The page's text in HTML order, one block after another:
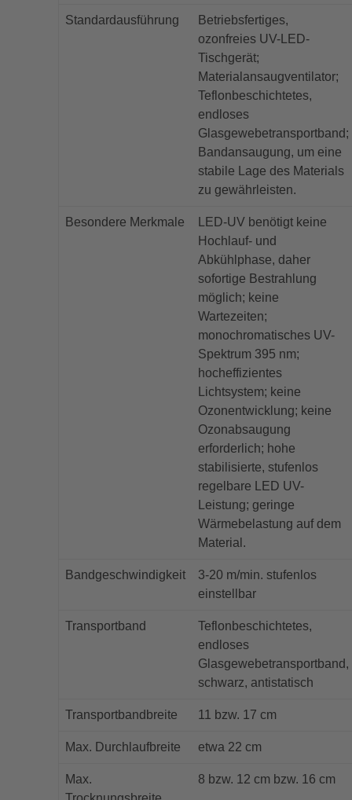
Standardausführung
Betriebsfertiges,
ozonfreies UV-LED-
Tischgerät;
Materialansaugventilator;
Teflonbeschichtetes,
endloses
Glasgewebetransportband;
Bandansaugung, um eine
stabile Lage des Materials
zu gewährleisten.
Besondere Merkmale
LED-UV benötigt keine
Hochlauf- und
Abkühlphase, daher
sofortige Bestrahlung
möglich; keine
Wartezeiten;
monochromatisches UV-
Spektrum 395 nm;
hocheffizientes
Lichtsystem; keine
Ozonentwicklung; keine
Ozonabsaugung
erforderlich; hohe
stabilisierte, stufenlos
regelbare LED UV-
Leistung; geringe
Wärmebelastung auf dem
Material.
Bandgeschwindigkeit
3-20 m/min. stufenlos
einstellbar
Transportband
Teflonbeschichtetes,
endloses
Glasgewebetransportband,
schwarz, antistatisch
Transportbandbreite 11 bzw. 17 cm
Max. Durchlaufbreite etwa 22 cm
Max.
8 bzw. 12 cm bzw. 16 cm